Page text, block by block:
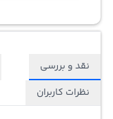
نقد و بررسی
نظرات کاربران